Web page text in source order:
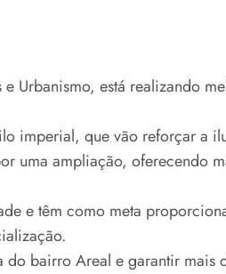
Urbanismo, está realizando
imperial, que vão reforçar a
uma ampliação, oferecendo
e têm como meta
bairro Areal e garantir